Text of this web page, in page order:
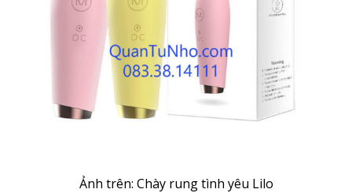
Ảnh trên: Chày rung tình yêu Lilo